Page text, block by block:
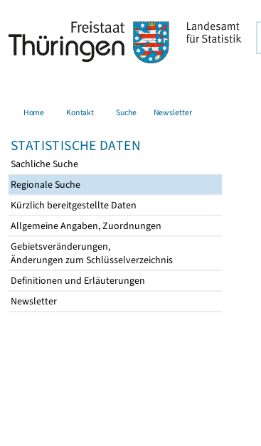
Home Kontakt Suche Newsletter
STATISTISCHE DATEN
Sachliche Suche
Regionale Suche
Kürzlich bereitgestellte Daten
Allgemeine Angaben, Zuordnungen
Gebietsveränderungen,
Änderungen zum Schlüsselverzeichnis
Definitionen und Erläuterungen
Newsletter